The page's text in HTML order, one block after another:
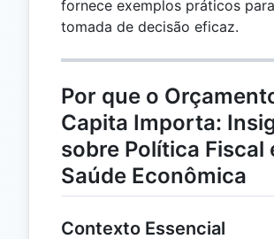
fornece exemplos práticos
tomada de decisão eficaz.
Por que o
Capita Importa:
sobre Política Fiscal
Saúde Econômica
Contexto Essencial